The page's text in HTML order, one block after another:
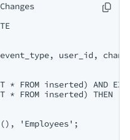
user_id,
* FROM inserted) AND
* FROM inserted) THEN
'Employees';